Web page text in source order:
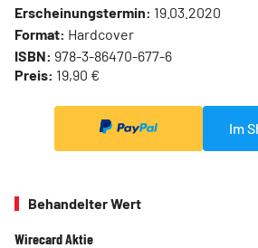
Erscheinungstermin: 19.03.2020
Format: Hardcover
ISBN: 978-3-86470-677-6
Preis: 19,90 €
Im
Behandelter Wert
Wirecard Aktie